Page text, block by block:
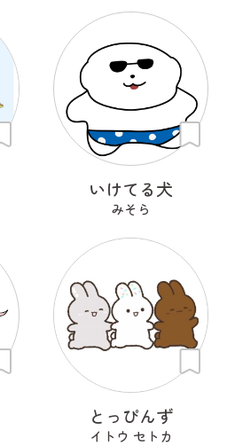
いけてる犬
みそら
とっぴんず
イトウ セトカ